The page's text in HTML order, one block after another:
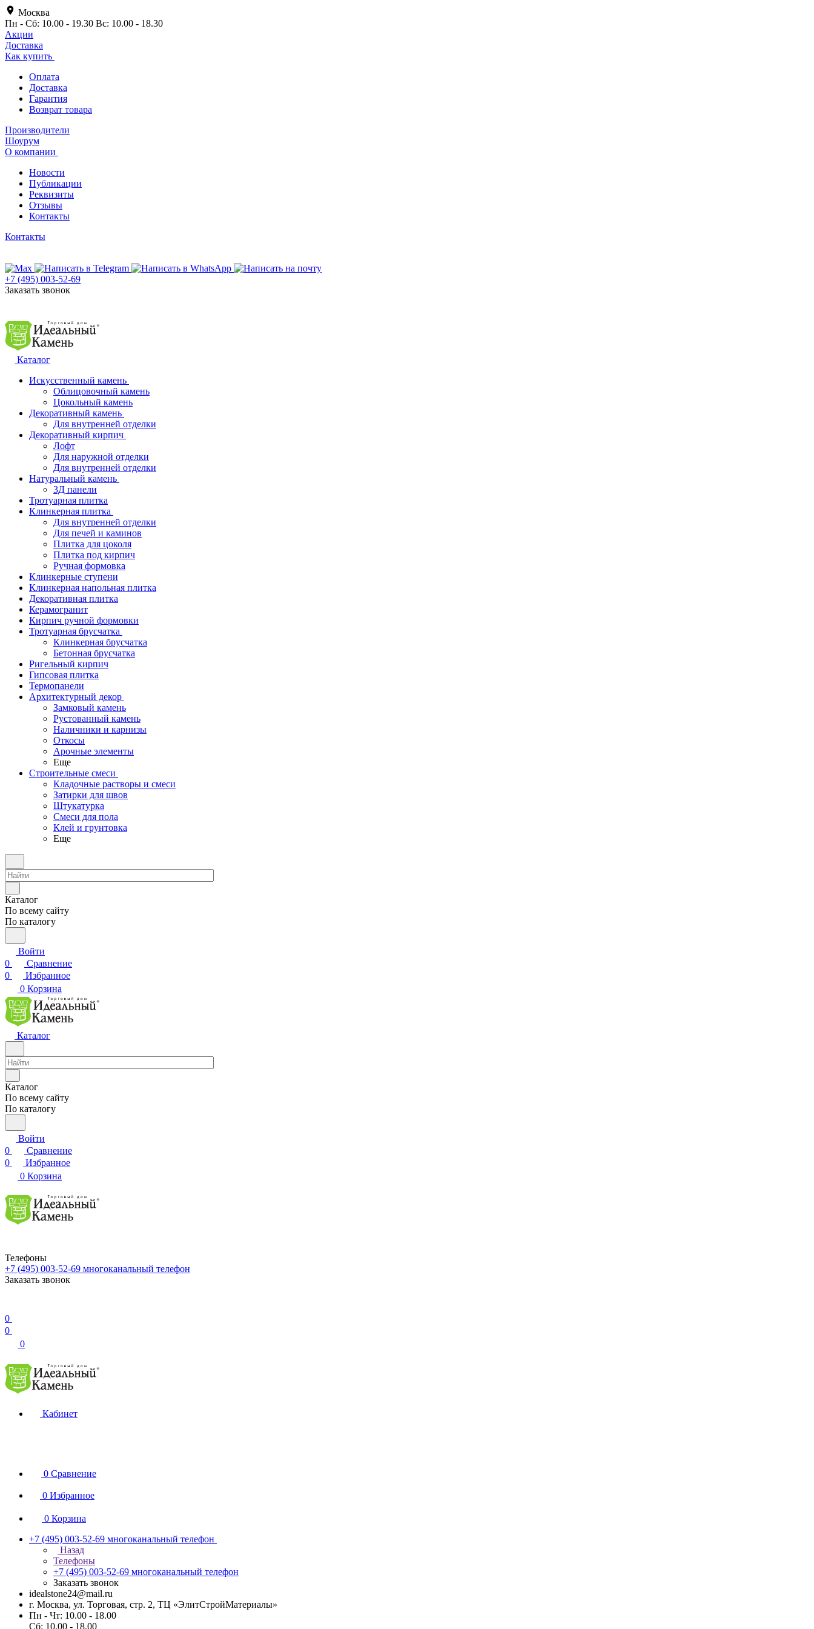
Москва
Пн - Сб: 10.00 - 19.30 Вс: 10.00 - 18.30
Акции
Доставка
Как купить
Оплата
Доставка
Гарантия
Возврат товара
Производители
Шоурум
О компании
Новости
Публикации
Реквизиты
Отзывы
Контакты
Контакты
+7 (495) 003-52-69
Заказать звонок
Каталог
Искусственный камень
Облицовочный камень
Цокольный камень
Декоративный камень
Для внутренней отделки
Декоративный кирпич
Лофт
Для наружной отделки
Для внутренней отделки
Натуральный камень
3Д панели
Тротуарная плитка
Клинкерная плитка
Для внутренней отделки
Для печей и каминов
Плитка для цоколя
Плитка под кирпич
Ручная формовка
Клинкерные ступени
Клинкерная напольная плитка
Декоративная плитка
Керамогранит
Кирпич ручной формовки
Тротуарная брусчатка
Клинкерная брусчатка
Бетонная брусчатка
Ригельный кирпич
Гипсовая плитка
Термопанели
Архитектурный декор
Замковый камень
Рустованный камень
Наличники и карнизы
Откосы
Арочные элементы
Еще
Строительные смеси
Кладочные растворы и смеси
Затирки для швов
Штукатурка
Смеси для пола
Клей и грунтовка
Еще
Каталог
По всему сайту
По каталогу
Войти
0
Сравнение
0
Избранное
0 Корзина
Каталог
Каталог
По всему сайту
По каталогу
Войти
0
Сравнение
0
Избранное
0 Корзина
Телефоны
+7 (495) 003-52-69 многоканальный телефон
Заказать звонок
0
0
0
Кабинет
0 Сравнение
0 Избранное
0 Корзина
+7 (495) 003-52-69 многоканальный телефон
Назад
Телефоны
+7 (495) 003-52-69 многоканальный телефон
Заказать звонок
idealstone24@mail.ru
г. Москва, ул. Торговая, стр. 2, ТЦ «ЭлитСтройМатериалы»
Пн - Чт: 10.00 - 18.00
Сб: 10.00 - 18.00